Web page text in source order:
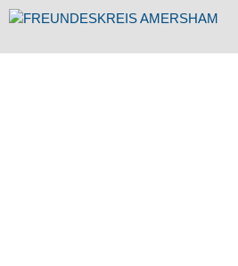
Zum
springen